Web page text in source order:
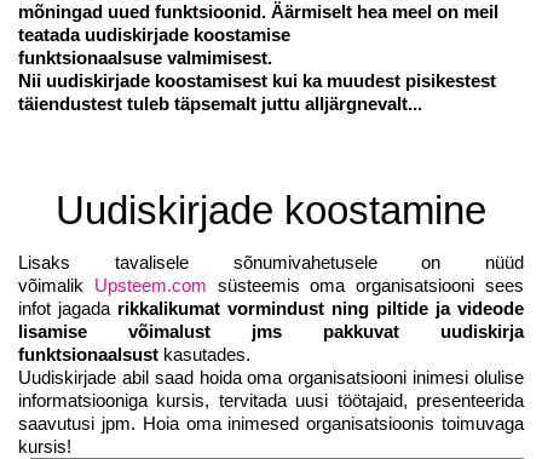
mõningad uued funktsioonid. Äärmiselt hea meel on meil
teatada uudiskirjade koostamise
funktsionaalsuse valmimisest.
Nii uudiskirjade koostamisest kui ka muudest pisikestest
täiendustest tuleb täpsemalt juttu alljärgnevalt...
Uudiskirjade koostamine
Lisaks tavalisele sõnumivahetusele on nüüd
võimalik Upsteem.com süsteemis oma organisatsiooni sees
infot jagada rikkalikumat vormindust ning piltide ja videode
lisamise võimalust jms pakkuvat uudiskirja
funktsionaalsust kasutades.
Uudiskirjade abil saad hoida oma organisatsiooni inimesi olulise
informatsiooniga kursis, tervitada uusi töötajaid, presenteerida
saavutusi jpm. Hoia oma inimesed organisatsioonis toimuvaga
kursis!